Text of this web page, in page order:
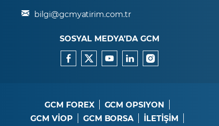
bilgi@gcmyatirim.com.tr
SOSYAL MEDYA’DA GCM
GCM FOREX
GCM OPSIYON
GCM VİOP
GCM BORSA
İLETİŞİM